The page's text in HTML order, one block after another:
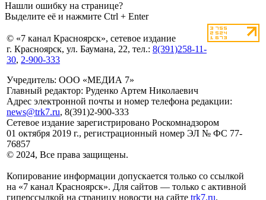
Нашли ошибку на странице?
Выделите её и нажмите Ctrl + Enter
© «7 канал Красноярск», сетевое издание
г. Красноярск, ул. Баумана, 22, тел.: 8(391)258-11-
30, 2-900-333
Учредитель: ООО «МЕДИА 7»
Главный редактор: Руденко Артем Николаевич
Адрес электронной почты и номер телефона редакции:
news@trk7.ru, 8(391)2-900-333
Сетевое издание зарегистрировано Роскомнадзором
01 октября 2019 г., регистрационный номер ЭЛ № ФС 77-
76857
© 2024, Все права защищены.
Копирование информации допускается только со ссылкой
на «7 канал Красноярск». Для сайтов — только с активной
гиперссылкой на страницу новости на сайте trk7.ru.